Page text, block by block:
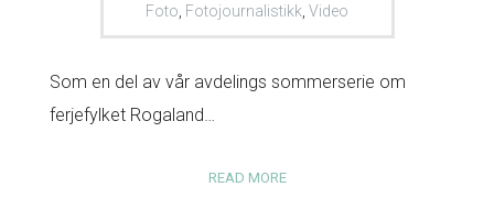
Foto Fotojournalistikk Video
Som en del av vår avdelings sommerserie om
ferjefylket Rogaland…
READ MORE